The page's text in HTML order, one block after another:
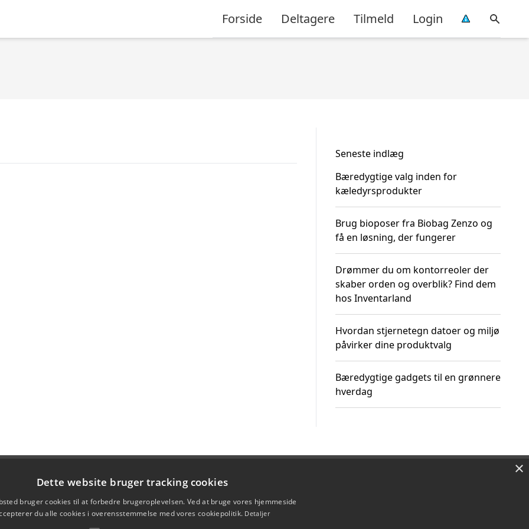
Forside Deltagere Tilmeld Login
Seneste indlæg
Bæredygtige valg inden for
kæledyrsprodukter
Brug bioposer fra Biobag Zenzo og
få en løsning, der fungerer
Drømmer du om kontorreoler der
skaber orden og overblik? Find dem
hos Inventarland
Hvordan stjernetegn datoer og miljø
påvirker dine produktvalg
Bæredygtige gadgets til en grønnere
hverdag
×
Dette website bruger tracking cookies
bruger cookies til at forbedre brugeroplevelsen. Ved at bruge vores hjemmeside
du alle cookies i overensstemmelse med vores cookiepolitik. Detaljer